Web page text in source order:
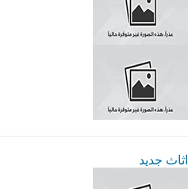
اثاث جديد